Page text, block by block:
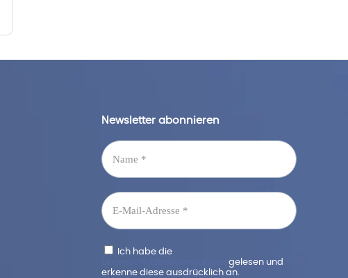
Newsletter abonnieren
Ich habe die
gelesen und
erkenne diese ausdrücklich an.